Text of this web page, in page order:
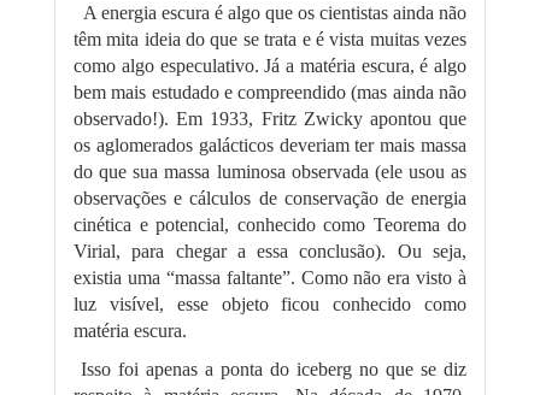
A energia escura é algo que os cientistas ainda não
têm mita ideia do que se trata e é vista muitas vezes
como algo especulativo. Já a matéria escura, é algo
bem mais estudado e compreendido (mas ainda não
observado!). Em 1933, Fritz Zwicky apontou que
os aglomerados galácticos deveriam ter mais massa
do que sua massa luminosa observada (ele usou as
observações e cálculos de conservação de energia
cinética e potencial, conhecido como Teorema do
Virial, para chegar a essa conclusão). Ou seja,
existia uma “massa faltante”. Como não era visto à
luz visível, esse objeto ficou conhecido como
matéria escura.
Isso foi apenas a ponta do iceberg no que se diz